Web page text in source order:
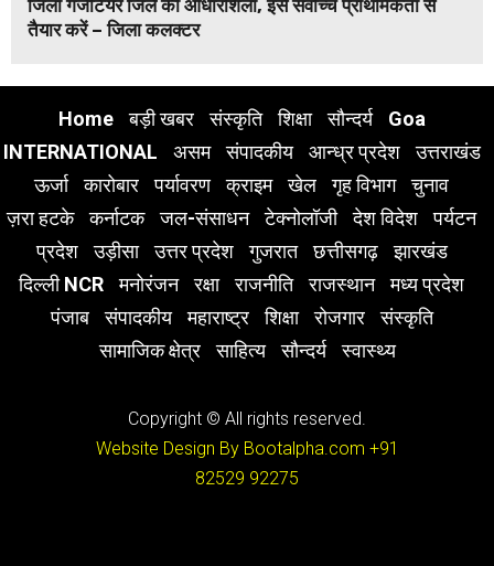
जिला गजेटियर जिले की आधारशिला, इसे सर्वोच्च प्राथमिकता से
तैयार करें – जिला कलक्टर
Home बड़ी खबर संस्कृति शिक्षा सौन्दर्य
Goa
INTERNATIONAL
असम संपादकीय आन्ध्र प्रदेश
उत्तराखंड
ऊर्जा
कारोबार पर्यावरण क्राइम खेल गृह विभाग
चुनाव
ज़रा हटके
कर्नाटक जल-संसाधन टेक्नोलॉजी देश विदेश
पर्यटन
प्रदेश
उड़ीसा उत्तर प्रदेश गुजरात छत्तीसगढ़
झारखंड
दिल्ली NCR
मनोरंजन रक्षा राजनीति राजस्थान
मध्य प्रदेश
पंजाब
संपादकीय महाराष्ट्र शिक्षा रोजगार
संस्कृति
सामाजिक क्षेत्र
साहित्य सौन्दर्य स्वास्थ्य
Copyright © All rights reserved.
Website Design By Bootalpha.com +91
82529 92275